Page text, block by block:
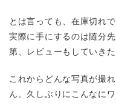
とは言っても、在庫切れ
実際に手にするのは随分
第、レビューもしていきた
これからどんな写真が撮
ん。久しぶりにこんなに